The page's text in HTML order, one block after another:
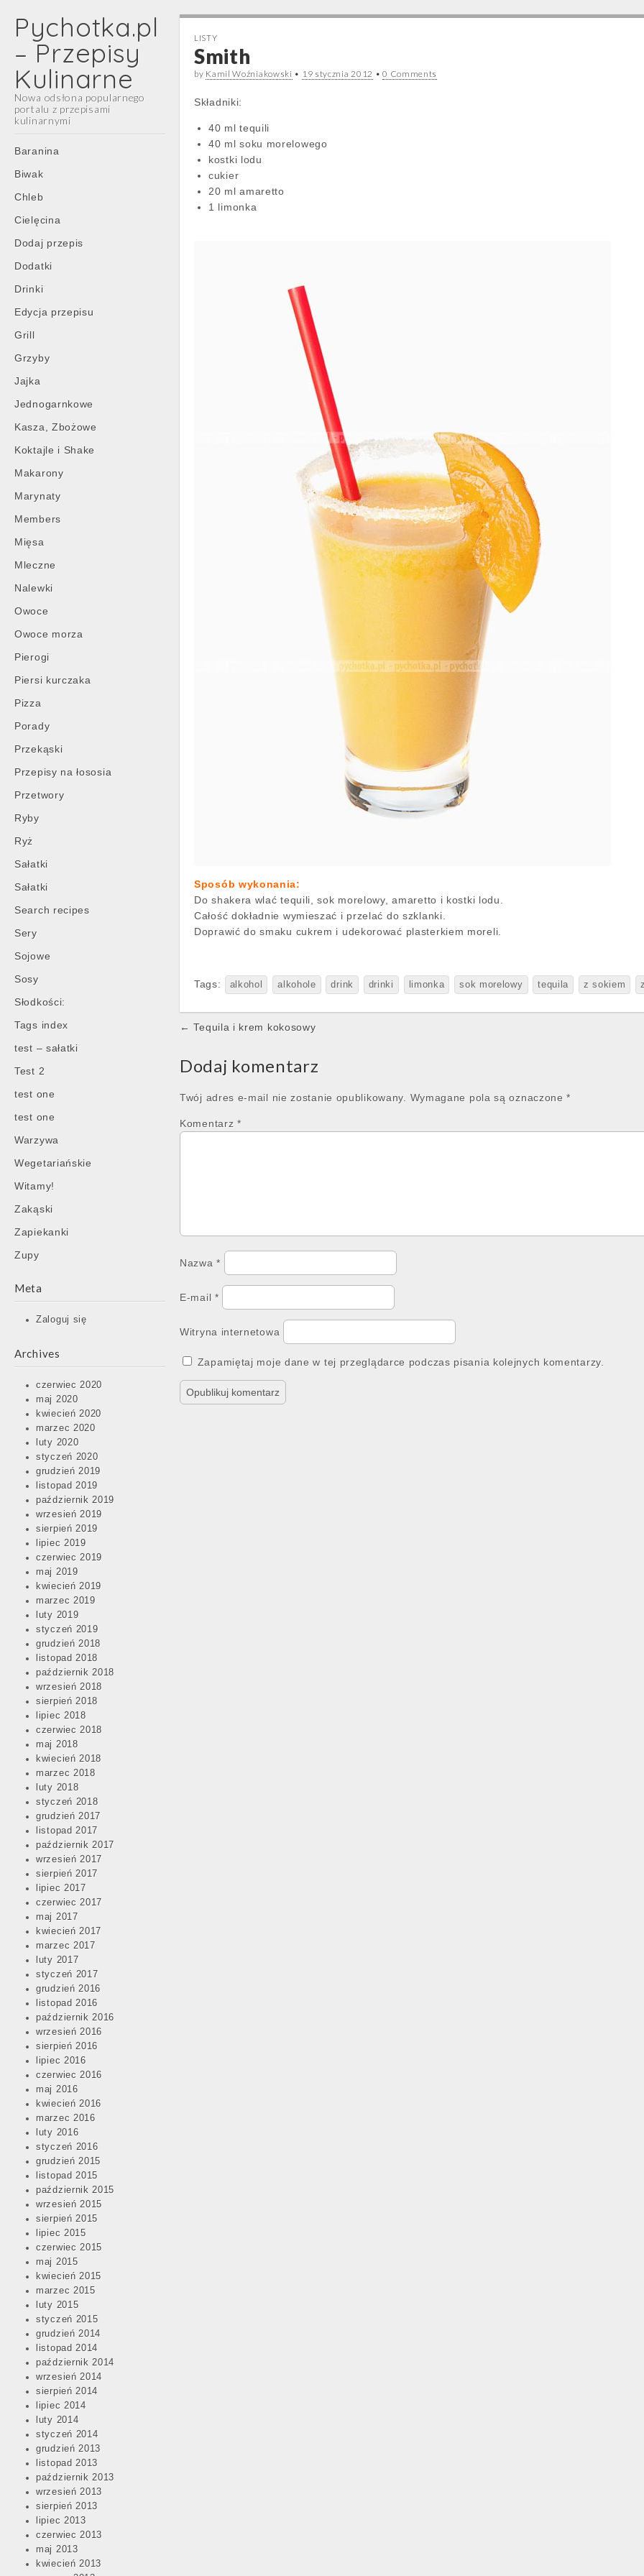
Pychotka.pl
– Przepisy
Kulinarne
Nowa odsłona popularnego
portalu z przepisami
kulinarnymi
Main
menu
Skip
content
Baranina
Biwak
Chleb
Cielęcina
Dodaj przepis
Dodatki
Drinki
Edycja przepisu
Grill
Grzyby
Jajka
Jednogarnkowe
Kasza, Zbożowe
Koktajle i Shake
Makarony
Marynaty
Members
Mięsa
Mleczne
Nalewki
Owoce
Owoce morza
Pierogi
Piersi kurczaka
Pizza
Porady
Przekąski
Przepisy na łososia
Przetwory
Ryby
Ryż
Sałatki
Sałatki
Search recipes
Sery
Sojowe
Sosy
Słodkości:
Tags index
test – sałatki
Test 2
test one
test one
Warzywa
Wegetariańskie
Witamy!
Zakąski
Zapiekanki
Zupy
Meta
Zaloguj się
Archives
czerwiec 2020
maj 2020
kwiecień 2020
marzec 2020
luty 2020
styczeń 2020
grudzień 2019
listopad 2019
październik 2019
wrzesień 2019
sierpień 2019
lipiec 2019
czerwiec 2019
maj 2019
kwiecień 2019
marzec 2019
luty 2019
styczeń 2019
grudzień 2018
listopad 2018
październik 2018
wrzesień 2018
sierpień 2018
lipiec 2018
czerwiec 2018
maj 2018
kwiecień 2018
marzec 2018
luty 2018
styczeń 2018
grudzień 2017
listopad 2017
październik 2017
wrzesień 2017
sierpień 2017
lipiec 2017
czerwiec 2017
maj 2017
kwiecień 2017
marzec 2017
luty 2017
styczeń 2017
grudzień 2016
listopad 2016
październik 2016
wrzesień 2016
sierpień 2016
lipiec 2016
czerwiec 2016
maj 2016
kwiecień 2016
marzec 2016
luty 2016
styczeń 2016
grudzień 2015
listopad 2015
październik 2015
wrzesień 2015
sierpień 2015
lipiec 2015
czerwiec 2015
maj 2015
kwiecień 2015
marzec 2015
luty 2015
styczeń 2015
grudzień 2014
listopad 2014
październik 2014
wrzesień 2014
sierpień 2014
lipiec 2014
luty 2014
styczeń 2014
grudzień 2013
listopad 2013
październik 2013
wrzesień 2013
sierpień 2013
lipiec 2013
czerwiec 2013
maj 2013
kwiecień 2013
LISTY
Smith
by Kamil Woźniakowski • 19 stycznia 2012 •0 Comments
Składniki:
40 ml tequili
40 ml soku morelowego
kostki lodu
cukier
20 ml amaretto
1 limonka
Sposób wykonania:
Do shakera wlać tequili, sok morelowy, amaretto i kostki lodu.
Całość dokładnie wymieszać i przelać do szklanki.
Doprawić do smaku cukrem i udekorować plasterkiem moreli.
Tags: alkohol alkohole drink drinki limonka sok morelowy tequila z sokiem
Post
← Tequila i krem kokosowy
Dodaj komentarz
Twój adres e-mail nie zostanie opublikowany. Wymagane pola są oznaczone*
Komentarz *
Nazwa*
E-mail *
Witryna internetowa
Zapamiętaj moje dane w tej przeglądarce podczas pisania kolejnych komentarzy.